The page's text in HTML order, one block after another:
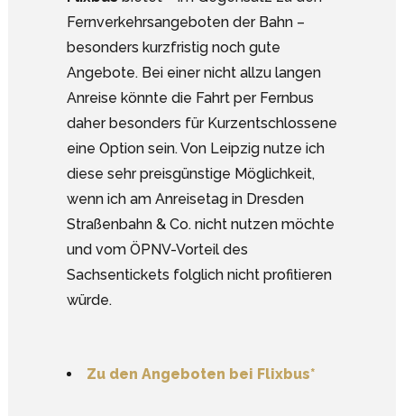
Fernverkehrsangeboten der Bahn –
besonders kurzfristig noch gute
Angebote. Bei einer nicht allzu langen
Anreise könnte die Fahrt per Fernbus
daher besonders für Kurzentschlossene
eine Option sein. Von Leipzig nutze ich
diese sehr preisgünstige Möglichkeit,
wenn ich am Anreisetag in Dresden
Straßenbahn & Co. nicht nutzen möchte
und vom ÖPNV-Vorteil des
Sachsentickets folglich nicht profitieren
würde.
Zu den Angeboten bei Flixbus*